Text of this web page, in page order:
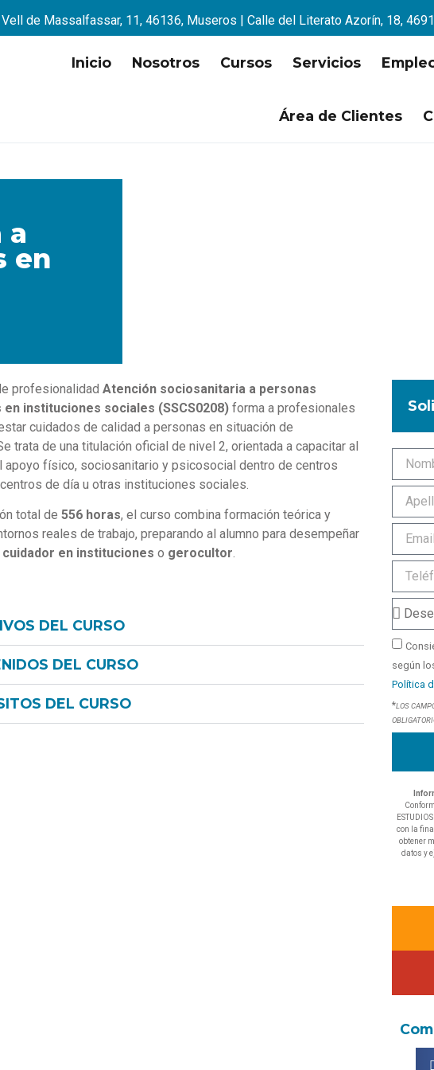
Vell de Massalfassar, 11, 46136, Museros | Calle del Literato Azorín, 18,
Inicio Nosotros Cursos Servicios
Área de Clientes
a
en
profesionalidad Atención sociosanitaria a personas
instituciones sociales (SSCS0208) forma a profesionales
cuidados de calidad a personas en situación de
trata de una titulación oficial de nivel 2, orientada a capacitar al
apoyo físico, sociosanitario y psicosocial dentro de centros
de día u otras instituciones sociales.
total de 556 horas, el curso combina formación teórica y
reales de trabajo, preparando al alumno para desempeñar
cuidador en instituciones o gerocultor.
DEL CURSO
DEL CURSO
DEL CURSO
según
Política
*LOS
con la
obtener
datos y